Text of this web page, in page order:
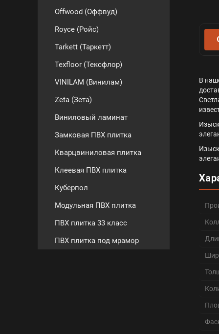
Offwood (Оффвуд)
Royce (Ройс)
Tarkett (Таркетт)
Texfloor (Тексфлор)
VINILAM (Винилам)
Zeta (Зета)
Виниловый ламинат
Замковая ПВХ плитка
Кварцвиниловая плитка
Клеевая ПВХ плитка
Куберпол
Модульная ПВХ плитка
ПВХ плитка 33 класс
ПВХ плитка под мрамор
В